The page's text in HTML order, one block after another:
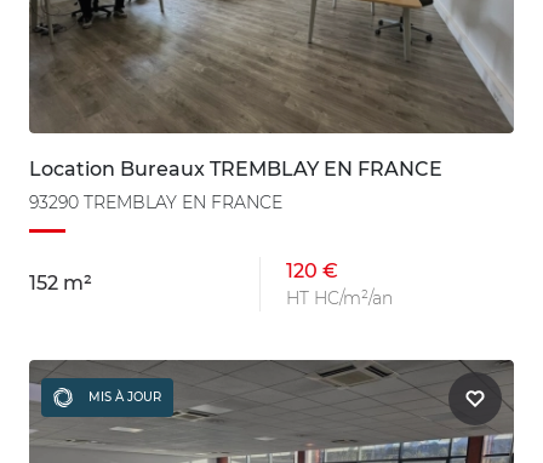
Location Bureaux TREMBLAY EN FRANCE
93290 TREMBLAY EN FRANCE
152 m²
120 €
HT HC/m²/an
MIS À JOUR